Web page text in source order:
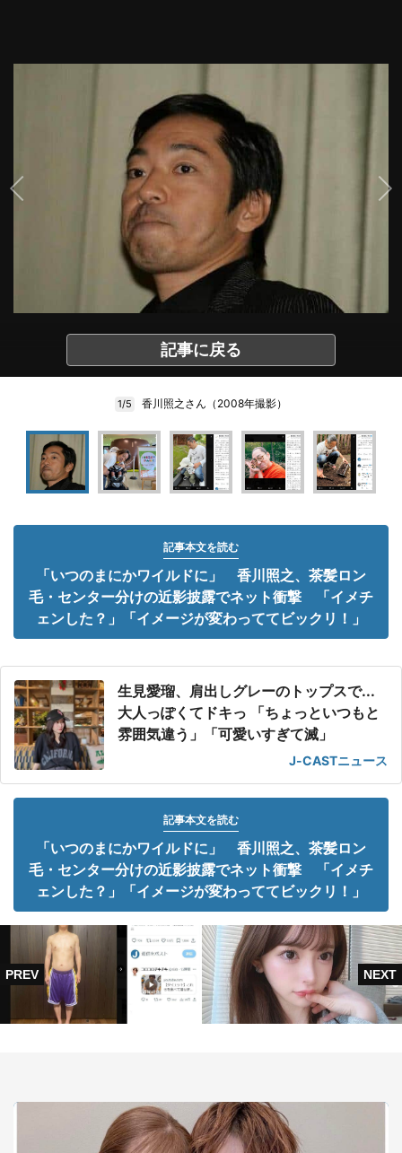
記事に戻る
1/5 香川照之さん（2008年撮影）
記事本文を読む
「いつのまにかワイルドに」 香川照之、茶髪ロン
毛・センター分けの近影披露でネット衝撃 「イメチ
ェンした？」「イメージが変わっててビックリ！」
生見愛瑠、肩出しグレーのトップスで...
大人っぽくてドキっ 「ちょっといつもと
雰囲気違う」「可愛いすぎて滅」
J-CASTニュース
記事本文を読む
「いつのまにかワイルドに」 香川照之、茶髪ロン
毛・センター分けの近影披露でネット衝撃 「イメチ
ェンした？」「イメージが変わっててビックリ！」